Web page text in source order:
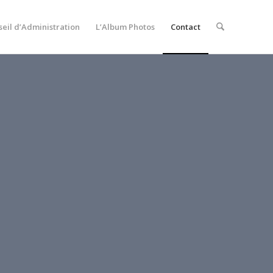
d’Administration L’Album Photos Contact